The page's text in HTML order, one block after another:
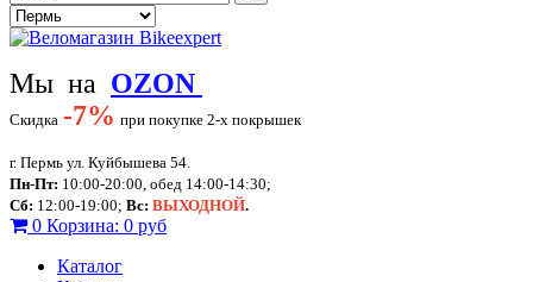
Мы на OZON
Скидка -7% при покупке 2-х покрышек
г. Пермь ул. Куйбышева 54.
Пн-Пт: 10:00-20:00, обед 14:00-14:30;
Сб: 12:00-19:00; Вс: ВЫХОДНОЙ.
0 Корзина: 0 руб
Каталог